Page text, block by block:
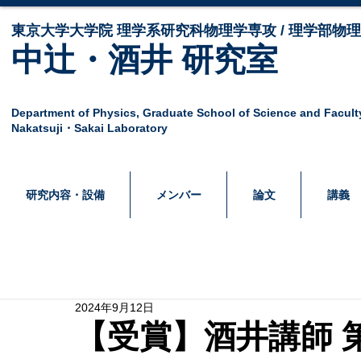
東京大学大学院 ​理学系研究科物理学専攻 / 理学部物
中辻・酒井 研究室
Department of Physics, Graduate School of Science and
Nakatsuji・Sakai Laboratory
研究内容・設備 メンバー 論文 講義
【受賞】酒井講師
2024年9月12日